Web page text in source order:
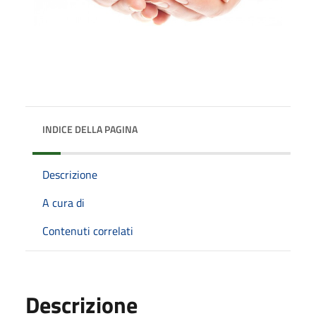
INDICE DELLA PAGINA
Descrizione
A cura di
Contenuti correlati
Descrizione